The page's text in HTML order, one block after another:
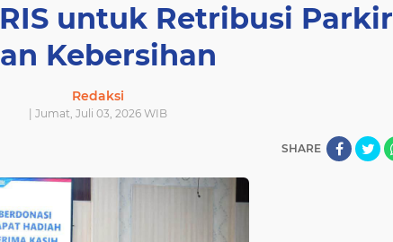
untuk Retribusi Parkir
Kebersihan
Redaksi
| Jumat, Juli 03, 2026 WIB
SHARE